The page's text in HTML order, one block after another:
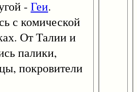
- Геи.
с комической
От Талии и
палики,
покровители